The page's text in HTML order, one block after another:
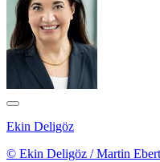
Ekin Deligöz
© Ekin Deligöz / Martin Ebert